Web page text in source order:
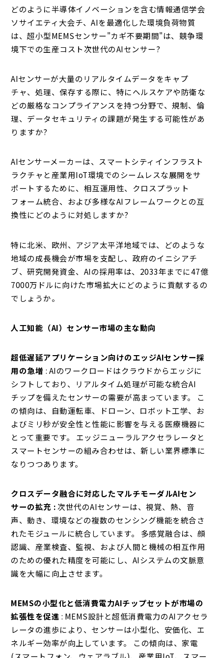
どのように半導体イノベーションを含む情報通信学会
ソサイエティ大会チ、AIを最適化した環境負荷物質
は、超小型MEMSセンサー"カギ不要期間"は、競争環
境下での生産コスト次世代のAIセンサー?
AIセンサーが大量のリアルタイムデータをキャプ
チャ、処理、保存する際に、特にヘルスケアや防衛な
どの厳格なコンプライアンスを持つ分野で、規制、倫
理、データセキュリティの課題が発生する可能性があ
りますか?
AIセンサーメーカーは、スマートシティインフラスト
ラクチャと産業用IoT環境でのシームレスな展開をサ
ポートするために、相互運用性、クロスプラット
フォーム統合、および多様なAIフレームワークとの互
換性にどのように対処しますか?
特に北米、欧州、アジア太平洋地域では、どのような
地域の成長機会が市場を支配し、政府のイニシアチ
ブ、研究開発資金、AIの採用率は、2033年までに47億
7000万ドルに向けた市場拡大にどのように貢献するの
でしょうか。
人工知能（AI）センサー市場の主な動向
超低遅延アプリケーション向けのエッジAIセンサー採
用の急増 : AIのワークロードはクラウドからエッジに
シフトしており、リアルタイム処理が可能な統合AI
チップを備えたセンサーの需要が高まっています。 こ
の傾向は、自動運転車、ドローン、ロボット工学、お
よびミリ秒が安全性と性能に影響を与える医療機器に
とって重要です。 エッジニューラルアクセラレータと
スマートセンサーの組み合わせは、新しい業界標準に
なりつつあります。
クロスデータ融合に対応したマルチモーダルAIセン
サーの拡充 :次世代のAIセンサーは、視覚、熱、音
声、動き、環境などの複数のセンシング機能を統合さ
れたモジュールに統合しています。 多感覚融合は、顔
認識、産業検査、監視、および人間と機械の相互作用
のための優れた精度を可能にし、AIシステムの文脈意
識を大幅に向上させます。
MEMSの小型化と低消費電力AIチップセットが市場の
拡張性を促進 : MEMS設計と超低消費電力のAIアクセラ
レータの進歩により、センサーは小型化、安価化、エ
ネルギー効率が向上しています。 この傾向は、家電